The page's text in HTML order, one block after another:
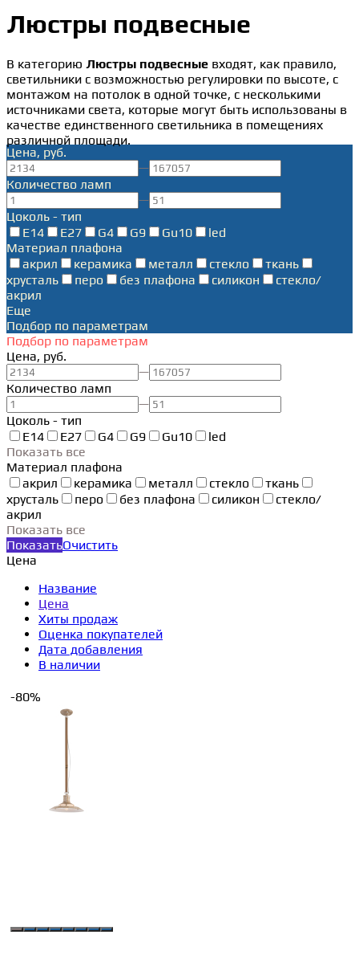
Люстры подвесные
В категорию Люстры подвесные входят, как правило,
светильники с возможностью регулировки по высоте, с
монтажом на потолок в одной точке, с несколькими
источниками света, которые могут быть использованы в
качестве единственного светильника в помещениях
различной площади.
Цена, руб.
—
Количество ламп
—
Цоколь - тип
E14
E27 G4 G9 Gu10
led
Материал плафона
акрил
керамика металл стекло
ткань
хрусталь
перо без плафона силикон
стекло/
акрил
Еще
Подбор по параметрам
Подбор по параметрам
Цена, руб.
—
Количество ламп
—
Цоколь - тип
E14
E27 G4 G9 Gu10
led
Показать все
Материал плафона
акрил
керамика металл стекло
ткань
хрусталь
перо без плафона силикон
стекло/
акрил
Показать все
ПоказатьОчистить
Цена
Название
Цена
Хиты продаж
Оценка покупателей
Дата добавления
В наличии
-80%